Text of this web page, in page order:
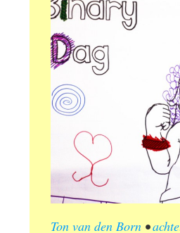
Ton van den Born •